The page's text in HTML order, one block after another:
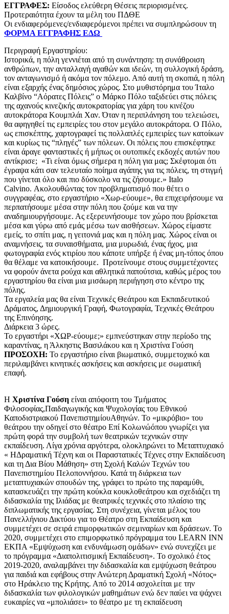
ΕΓΓΡΑΦΕΣ: Είσοδος ελεύθερη Θέσεις περιορισμένες.
Προτεραιότητα έχουν τα μέλη του ΠΔΘΕ
Οι ενδιαφερόμενες/ενδιαφερόμενοι πρέπει να συμπληρώσουν τη
ΦΟΡΜΑ ΕΓΓΡΑΦΗΣ ΕΔΩ
Περιγραφή Εργαστηρίου:
Ιστορικά, η πόλη γεννιέται από τη συνάντηση: τη συνάθροιση
ανθρώπων, την ανταλλαγή αγαθών και ιδεών, τη συλλογική δράση,
τον ανταγωνισμό ή ακόμα τον πόλεμο. Από αυτή τη σκοπιά, η πόλη
είναι εξαρχής ένας δημόσιος χώρος. Στο μυθιστόρημα του Ίταλο
Καλβίνο “Αόρατες Πόλεις” ο Μάρκο Πόλο ταξιδεύει στις πόλεις
της αχανούς κινεζικής αυτοκρατορίας για χάρη του κινέζου
αυτοκράτορα Κουμπλάι Χαν. Όταν η περιπλάνηση του τελειώσει,
θα αφηγηθεί τις εμπειρίες του στον μεγάλο αυτοκράτορα. Ο Πόλο,
ως επισκέπτης, χαρτογραφεί τις πολλαπλές εμπειρίες των κατοίκων
και κυρίως τις “πληγές” των πόλεων. Οι πόλεις που επισκέφτηκε
είναι άραγε φανταστικές ή μήπως οι ουτοπικές εκδοχές αυτών που
αντίκρισε; «Τι είναι όμως σήμερα η πόλη για μας; Σκέφτομαι ότι
έγραψα κάτι σαν τελευταίο ποίημα αγάπης για τις πόλεις, τη στιγμή
που γίνεται όλο και πιο δύσκολο να τις ζήσουμε.» Italo
Calvino. Ακολουθώντας τον προβληματισμό που θέτει ο
συγγραφέας, στο εργαστήριο «Χωρ-εύουμε», θα επιχειρήσουμε να
περπατήσουμε μέσα στην πόλη που ζούμε και να την
αναδημιουργήσουμε. Ας εξερευνήσουμε τον χώρο που βρίσκεται
μέσα και γύρω από εμάς μέσω των αισθήσεων. Χώρος είμαστε
εμείς, το σπίτι μας, η γειτονιά μας και η πόλη μας. Χώρος είναι οι
αναμνήσεις, τα συναισθήματα, μια μυρωδιά, ένας ήχος, μια
φωτογραφία ενός κτιρίου που κάποτε υπήρξε ή ένας μη-τόπος όπου
θα θέλαμε να κατοικήσουμε. Προτείνουμε στους συμμετέχοντες
να φορούν άνετα ρούχα και αθλητικά παπούτσια, καθώς μέρος του
εργαστηρίου θα είναι μια μισάωρη περιήγηση στο κέντρο της
πόλης.
Τα εργαλεία μας θα είναι Τεχνικές Θεάτρου και Εκπαιδευτικού
Δράματος, Δημιουργική Γραφή, Φωτογραφία, Τεχνικές Θεάτρου
της Επινόησης.
Διάρκεια 3 ώρες.
Το εργαστήρι «ΧΩΡ-εύουμε;» εμπνεύστηκαν στην περίοδο της
καραντίνας, η Άλκηστις Βασιλάκου και η Χριστίνα Γούση
ΠΡΟΣΟΧΗ: Το εργαστήριο είναι βιωματικό, συμμετοχικό και
περιλαμβάνει κινητικές ασκήσεις και ασκήσεις με σωματική
επαφή.
Η Χριστίνα Γούση είναι απόφοιτη του Τμήματος
Φιλοσοφίας,Παιδαγωγικής και Ψυχολογίας του Εθνικού
Καποδιστριακού ΠανεπιστημίουΑθηνών. Το «μικρόβιο» του
θεάτρου την οδηγεί στο θέατρο Επί Κολωνώόπου γνωρίζει για
πρώτη φορά την συμβολή των θεατρικών τεχνικών στην
εκπαίδευση. Λίγα χρόνια αργότερα, ολοκληρώνει το Μεταπτυχιακό
« ΗΔραματική Τέχνη και οι Παραστατικές Τέχνες στην Εκπαίδευση
και τη Δια Βίου Μάθηση» στη Σχολή Καλών Τεχνών του
Πανεπιστημίου Πελοποννήσου. Κατά τη διάρκεια των
μεταπτυχιακών σπουδών της, γράφει το πρώτο της παραμύθι,
κατασκευάζει την πρώτη κούκλα κουκλοθεάτρου και σχεδιάζει τη
διδασκαλία της Ιλιάδας με θεατρικές τεχνικές στο πλαίσιο της
διπλωματικής της εργασίας. Στη συνέχεια, γίνεται μέλος του
Πανελλήνιου Δικτύου για το Θέατρο στη Εκπαίδευση και
συμμετέχει σε σειρά επιμορφωτικών σεμιναρίων και δράσεων. Το
2020, συμμετέχει στο επιμορφωτικό πρόγραμμα του LEARN INN
ΕΚΠΑ «Εμψύχωση και ενδυνάμωση ομάδων» ενώ συνεχίζει με
το πρόγραμμα «Διαπολιτισμική Εκπαίδευση». Το σχολικό έτος
2019-2020, αναλαμβάνει την διδασκαλία και εμψύχωση θεάτρου
για παιδιά και εφήβους στην Ανώτερη Δραματική Σχολή «Νότος»
στο Ηράκλειο της Κρήτης. Από το 2014 ασχολείται με την
διδασκαλία των φιλολογικών μαθημάτων ενώ δεν παύει να ψάχνει
ευκαιρίες να «μπολιάσει» το θέατρο με τη εκπαίδευση